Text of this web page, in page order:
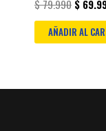
$79.990 $
AÑADIR AL